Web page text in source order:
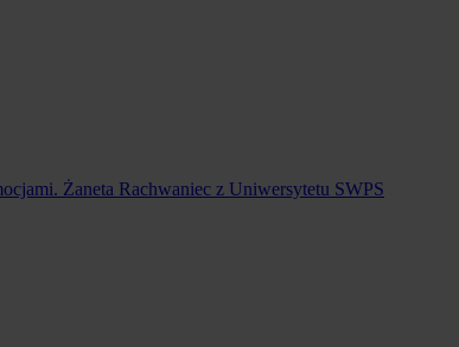
Żaneta Rachwaniec z Uniwersytetu SWPS